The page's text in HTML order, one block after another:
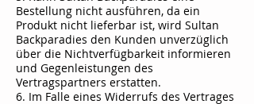
Bestellung nicht ausführen, da ein
Produkt nicht lieferbar ist, wird Sultan
Backparadies den Kunden unverzüglich
über die Nichtverfügbarkeit informieren
und Gegenleistungen des
Vertragspartners erstatten.
6. Im Falle eines Widerrufs des Vertrages